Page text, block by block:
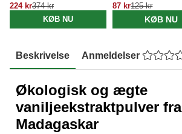
224 kr374 kr
KØB NU
87 kr125 kr
KØB NU
Beskrivelse Anmeldelser
Økologisk og ægte
vaniljeekstraktpulver fra
Madagaskar